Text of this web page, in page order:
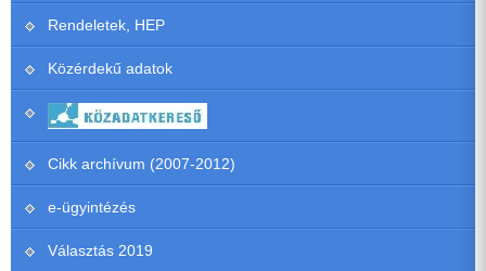
Rendeletek, HEP
Közérdekű adatok
Cikk archívum (2007-2012)
e-ügyintézés
Választás 2019